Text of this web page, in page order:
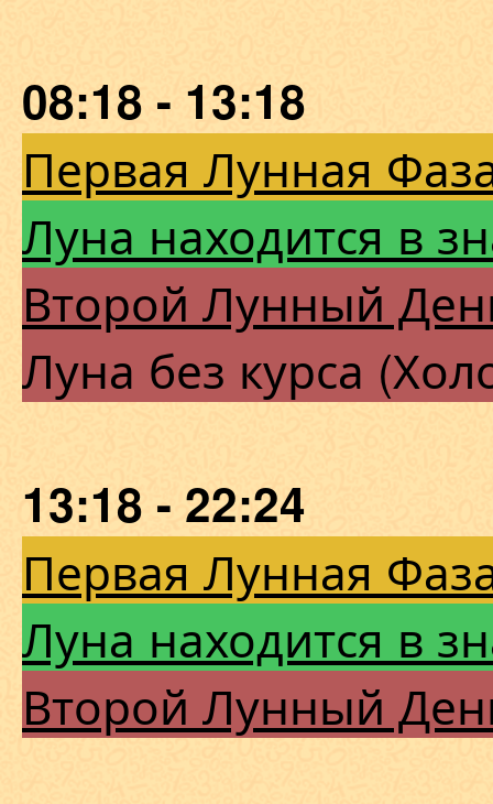
08:18 - 13:18
Первая Лунная
Луна находится в
Второй Лунный
Луна без курса
13:18 - 22:24
Первая Лунная
Луна находится в
Второй Лунный